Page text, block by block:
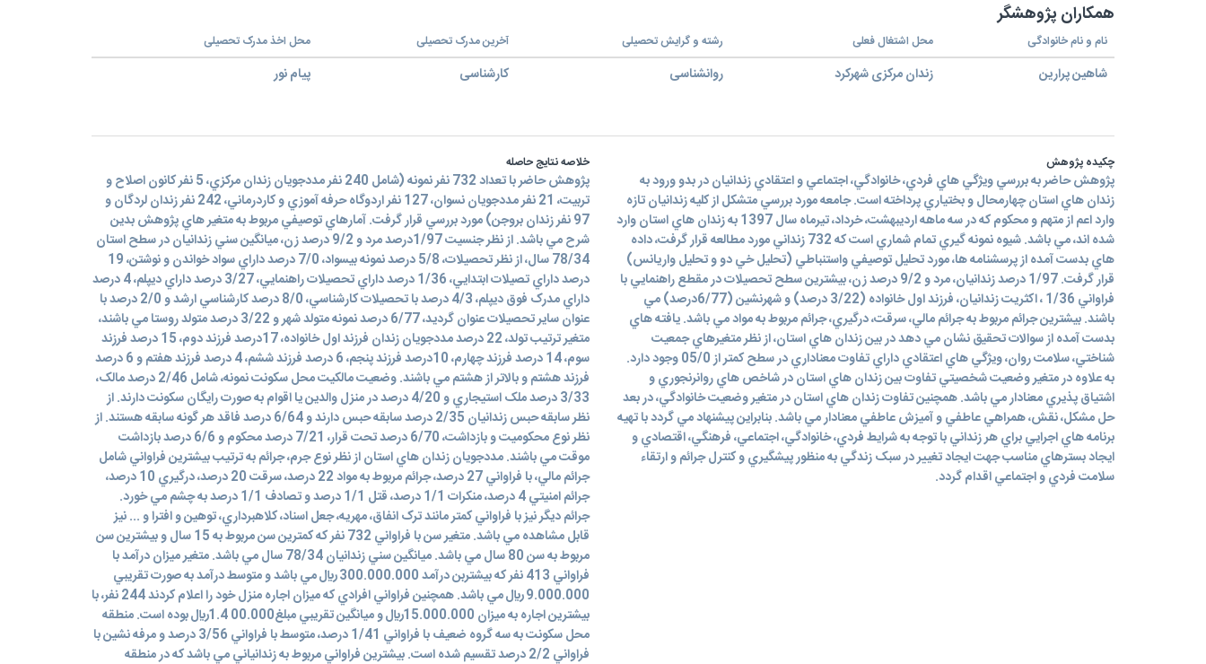
همکاران پژوهشگر
نام و نام خانوادگی محل اشتغال فعلی رشته و گرایش تحصیلی آخرین مدرک تحصیلی محل اخذ مدرک تحصیلی
شاهین پرارین زندان مرکزی شهرکرد روانشناسی کارشناسی پیام نور
چکیده پژوهش
پژوهش حاضر به بررسي ويژگي هاي فردي، خانوادگي، اجتماعي و اعتقادي زندانيان در بدو ورود به
زندان هاي استان چهارمحال و بختياري پرداخته است. جامعه مورد بررسي متشکل از کليه زندانيان تازه
وارد اعم از متهم و محکوم که در سه ماهه ارديبهشت، خرداد، تيرماه سال 1397 به زندان هاي استان وارد
شده اند، مي باشد. شيوه نمونه گيري تمام شماري است که 732 زنداني مورد مطالعه قرار گرفت، داده
هاي بدست آمده از پرسشنامه ها، مورد تحليل توصيفي واستنباطي (تحليل خي دو و تحليل واريانس)
قرار گرفت. 1/97 درصد زندانيان، مرد و 9/2 درصد زن، بيشترين سطح تحصيلات در مقطع راهنمايي با
فراواني 1/36 ، اکثريت زندانيان، فرزند اول خانواده (3/22 درصد) و شهرنشين (6/77درصد) مي
باشند. بيشترين جرائم مربوط به جرائم مالي، سرقت، درگيري، جرائم مربوط به مواد مي باشد. يافته هاي
بدست آمده از سوالات تحقيق نشان مي دهد در بين زندان هاي استان، از نظر متغيرهاي جمعيت
شناختي، سلامت روان، ويژگي هاي اعتقادي داراي تفاوت معناداري در سطح کمتر از 05/0 وجود دارد.
به علاوه در متغير وضعيت شخصيتي تفاوت بين زندان هاي استان در شاخص هاي روانرنجوري و
اشتياق پذيري معنادار مي باشد. همچنين تفاوت زندان هاي استان در متغير وضعيت خانوادگي، در بعد
حل مشکل، نقش، همراهي عاطفي و آميزش عاطفي معنادار مي باشد. بنابراين پيشنهاد مي گردد با تهيه
برنامه هاي اجرايي براي هر زنداني با توجه به شرايط فردي، خانوادگي، اجتماعي، فرهنگي، اقتصادي و
ايجاد بسترهاي مناسب جهت ايجاد تغيير در سبک زندگي به منظور پيشگيري و کنترل جرائم و ارتقاء
سلامت فردي و اجتماعي اقدام گردد.
خلاصه نتایج حاصله
پژوهش حاضر با تعداد 732 نفر نمونه (شامل 240 نفر مددجويان زندان مرکزي، 5 نفر کانون اصلاح و
تربيت، 21 نفر مددجويان نسوان، 127 نفر اردوگاه حرفه آموزي و کاردرماني، 242 نفر زندان لردگان و
97 نفر زندان بروجن) مورد بررسي قرار گرفت. آمارهاي توصيفي مربوط به متغير هاي پژوهش بدين
شرح مي باشد. از نظر جنسيت 1/97درصد مرد و 9/2 درصد زن، ميانگين سني زندانيان در سطح استان
78/34 سال، از نظر تحصيلات، 5/8 درصد نمونه بيسواد، 7/0 درصد داراي سواد خواندن و نوشتن، 19
درصد داراي تصيلات ابتدايي، 1/36 درصد داراي تحصيلات راهنمايي، 3/27 درصد داراي ديپلم، 4 درصد
داراي مدرک فوق ديپلم، 4/3 درصد با تحصيلات کارشناسي، 8/0 درصد کارشناسي ارشد و 2/0 درصد با
عنوان ساير تحصيلات عنوان گرديد، 6/77 درصد نمونه متولد شهر و 3/22 درصد متولد روستا مي باشند،
متغير ترتيب تولد، 22 درصد مددجويان زندان فرزند اول خانواده، 17درصد فرزند دوم، 15 درصد فرزند
سوم، 14 درصد فرزند چهارم، 10درصد فرزند پنجم، 6 درصد فرزند ششم، 4 درصد فرزند هفتم و 6 درصد
فرزند هشتم و بالاتر از هشتم مي باشند. وضعيت مالکيت محل سکونت نمونه، شامل 2/46 درصد مالک،
3/33 درصد ملک استيجاري و 4/20 درصد در منزل والدين يا اقوام به صورت رايگان سکونت دارند. از
نظر سابقه حبس زندانيان 2/35 درصد سابقه حبس دارند و 6/64 درصد فاقد هر گونه سابقه هستند. از
نظر نوع محکوميت و بازداشت، 6/70 درصد تحت قرار، 7/21 درصد محکوم و 6/6 درصد بازداشت
موقت مي باشند. مددجويان زندان هاي استان از نظر نوع جرم، جرائم به ترتيب بيشترين فراواني شامل
جرائم مالي، با فراواني 27 درصد، جرائم مربوط به مواد 22 درصد، سرقت 20 درصد، درگيري 10 درصد،
جرائم امنيتي 4 درصد، منکرات 1/1 درصد، قتل 1/1 درصد و تصادف 1/1 درصد به چشم مي خورد.
جرائم ديگر نيز با فراواني کمتر مانند ترک انفاق، مهريه، جعل اسناد، کلاهبرداري، توهين و افترا و ... نيز
قابل مشاهده مي باشد. متغير سن با فراواني 732 نفر که کمترين سن مربوط به 15 سال و بيشترين سن
مربوط به سن 80 سال مي باشد. ميانگين سني زندانيان 78/34 سال مي باشد. متغير ميزان درآمد با
فراواني 413 نفر که بيشتربن درآمد 300.000.000 ريال مي باشد و متوسط درآمد به صورت تقريبي
9.000.000 ريال مي باشد. همچنين فراواني افرادي که ميزان اجاره منزل خود را اعلام کردند 244 نفر، با
بيشترين اجاره به ميزان 15.000.000ريال و ميانگين تقريبي مبلغ00.000 1.4ريال بوده است. منطقه
محل سکونت به سه گروه ضعيف با فراواني 1/41 درصد، متوسط با فراواني 3/56 درصد و مرفه نشين با
فراواني 2/2 درصد تقسيم شده است. بيشترين فراواني مربوط به زندانياني مي باشد که در منطقه